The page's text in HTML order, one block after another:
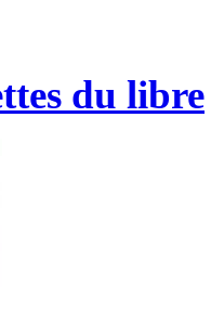
du libre